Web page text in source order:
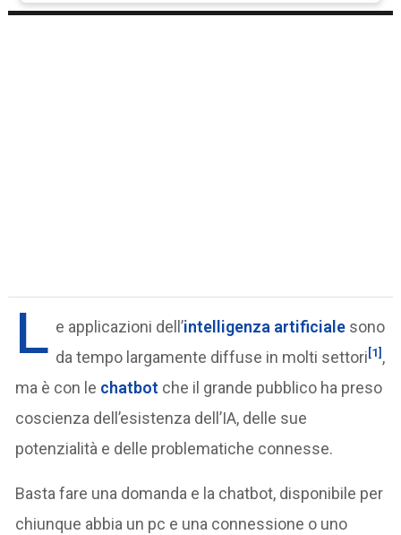
L e applicazioni dell’intelligenza artificiale sono
da tempo largamente diffuse in molti settori[1] ,
ma è con le chatbot che il grande pubblico ha preso
coscienza dell’esistenza dell’IA, delle sue
potenzialità e delle problematiche connesse.
Basta fare una domanda e la chatbot, disponibile per
chiunque abbia un pc e una connessione o uno